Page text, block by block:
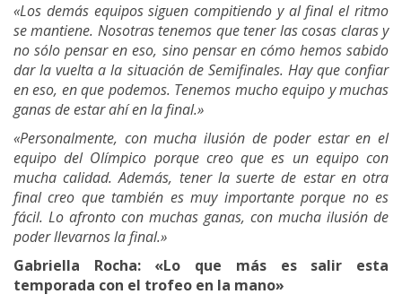
«Los demás equipos siguen compitiendo y al final el ritmo
se mantiene. Nosotras tenemos que tener las cosas claras y
no sólo pensar en eso, sino pensar en cómo hemos sabido
dar la vuelta a la situación de Semifinales. Hay que confiar
en eso, en que podemos. Tenemos mucho equipo y muchas
ganas de estar ahí en la final.»
«Personalmente, con mucha ilusión de poder estar en el
equipo del Olímpico porque creo que es un equipo con
mucha calidad. Además, tener la suerte de estar en otra
final creo que también es muy importante porque no es
fácil. Lo afronto con muchas ganas, con mucha ilusión de
poder llevarnos la final.»
Gabriella Rocha: «Lo que más es salir esta
temporada con el trofeo en la mano»